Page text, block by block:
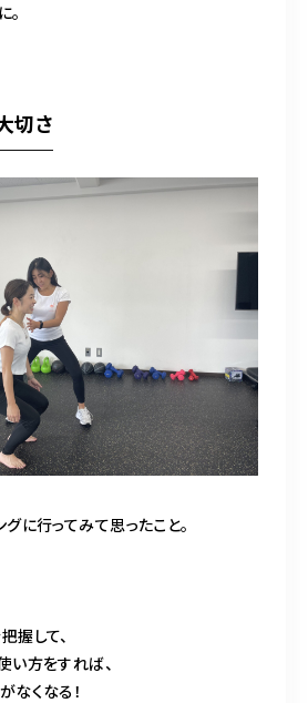
切さ
に行ってみて思ったこと。
握して、
い方をすれば、
なくなる！